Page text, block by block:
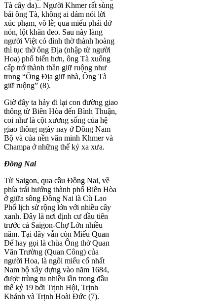
Tà cây đa).. Người Khmer rất sùng
bái ông Tà, không ai dám nói lời
xúc phạm, vô lễ; qua miếu phải dở
nón, lột khăn đeo. Sau này làng
người Việt có đình thờ thành hoàng
thì tục thờ ông Địa (nhập từ người
Hoa) phổ biến hơn, ông Tà xuống
cấp trở thành thần giữ ruộng như
trong “Ông Địa giữ nhà, Ông Tà
giữ ruộng” (8).
Giờ đây ta hảy đi lại con đường giao
thông từ Biên Hòa đến Bình Thuận,
coi như là cột xương sống của hệ
giao thông ngày nay ở Đông Nam
Bộ và của nền văn minh Khmer và
Champa ở những thế kỷ xa xưa.
Đồng Nai
Từ Saigon, qua cầu Đồng Nai, về
phía trái hướng thành phố Biên Hòa
ở giữa sông Đồng Nai là Cù Lao
Phố lịch sử rộng lớn với nhiều cây
xanh. Đây là nơi định cư đầu tiên
trước cả Saigon-Chợ Lớn nhiều
năm. Tại đây vẫn còn Miếu Quan
Đế hay gọi là chùa Ông thờ Quan
Văn Trường (Quan Công) của
người Hoa, là ngôi miếu cổ nhất
Nam bộ xây dựng vào năm 1684,
được trùng tu nhiều lần trong đầu
thế kỷ 19 bởi Trịnh Hội, Trịnh
Khánh và Trịnh Hoài Đức (7).